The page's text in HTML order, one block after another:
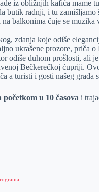
iz obližnjih kafića mame
butik radnji, i tu
balkonima čuje se
zdanja koje odiše
ukrašene prozore, priča
odiše duhom prošlosti, ali
Bečkerečkoj ćupriji.
a turisti i gosti našeg grada
početkom u 10 časovai